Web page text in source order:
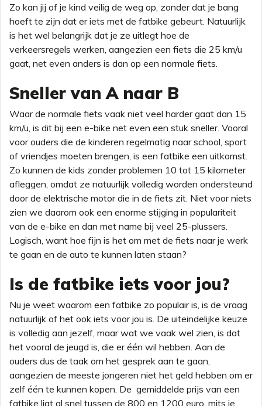
Zo kan jij of je kind veilig de weg op, zonder dat je bang
hoeft te zijn dat er iets met de fatbike gebeurt. Natuurlijk
is het wel belangrijk dat je ze uitlegt hoe de
verkeersregels werken, aangezien een fiets die 25 km/u
gaat, net even anders is dan op een normale fiets.
Sneller van A naar B
Waar de normale fiets vaak niet veel harder gaat dan 15
km/u, is dit bij een e-bike net even een stuk sneller. Vooral
voor ouders die de kinderen regelmatig naar school, sport
of vriendjes moeten brengen, is een fatbike een uitkomst.
Zo kunnen de kids zonder problemen 10 tot 15 kilometer
afleggen, omdat ze natuurlijk volledig worden ondersteund
door de elektrische motor die in de fiets zit. Niet voor niets
zien we daarom ook een enorme stijging in populariteit
van de e-bike en dan met name bij veel 25-plussers.
Logisch, want hoe fijn is het om met de fiets naar je werk
te gaan en de auto te kunnen laten staan?
Is de fatbike iets voor jou?
Nu je weet waarom een fatbike zo populair is, is de vraag
natuurlijk of het ook iets voor jou is. De uiteindelijke keuze
is volledig aan jezelf, maar wat we vaak wel zien, is dat
het vooral de jeugd is, die er één wil hebben. Aan de
ouders dus de taak om het gesprek aan te gaan,
aangezien de meeste jongeren niet het geld hebben om er
zelf één te kunnen kopen. De gemiddelde prijs van een
fatbike ligt al snel tussen de 800 en 1200 euro, mits je